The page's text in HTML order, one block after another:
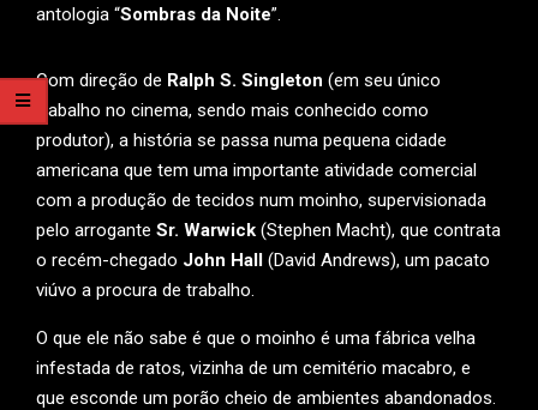
antologia “Sombras da Noite”.
Com direção de Ralph S. Singleton (em seu único
trabalho no cinema, sendo mais conhecido como
produtor), a história se passa numa pequena cidade
americana que tem uma importante atividade comercial
com a produção de tecidos num moinho, supervisionada
pelo arrogante Sr. Warwick (Stephen Macht), que contrata
o recém-chegado John Hall (David Andrews), um pacato
viúvo a procura de trabalho.
O que ele não sabe é que o moinho é uma fábrica velha
infestada de ratos, vizinha de um cemitério macabro, e
que esconde um porão cheio de ambientes abandonados.